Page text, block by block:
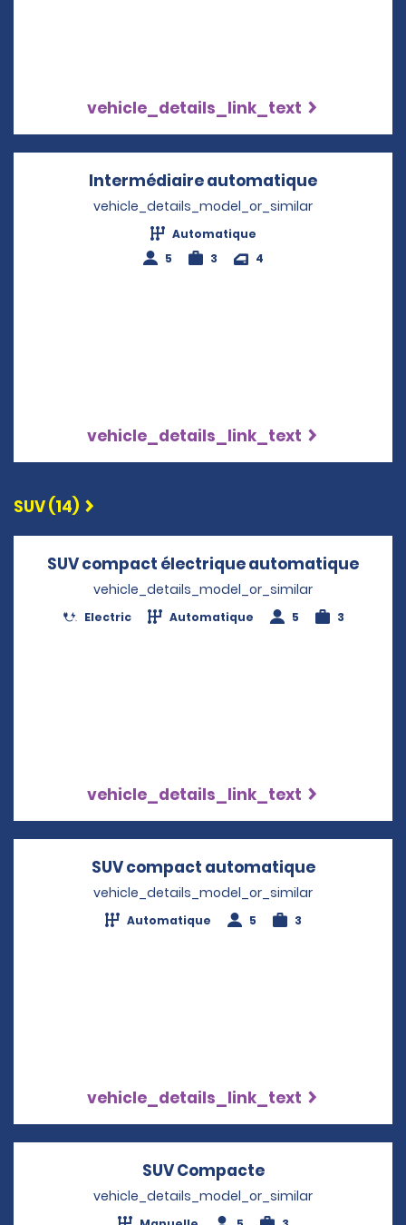
vehicle_details_link_text
Intermédiaire automatique
vehicle_details_model_or_similar
Automatique
5
3 4
vehicle_details_link_text
SUV (14)
SUV compact électrique automatique
vehicle_details_model_or_similar
Electric Automatique 5 3
vehicle_details_link_text
SUV compact automatiqueOpens in
vehicle_details_model_or_similar
Automatique 5 3
vehicle_details_link_text
SUV CompacteOpens in a new
vehicle_details_model_or_similar